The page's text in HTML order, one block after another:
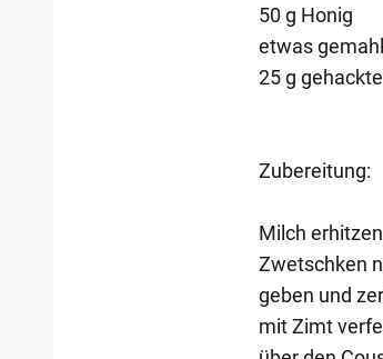
50 g Honig
etwas
25 g
Zubereitung:
Milch
Zwetschken
geben und
mit Zimt